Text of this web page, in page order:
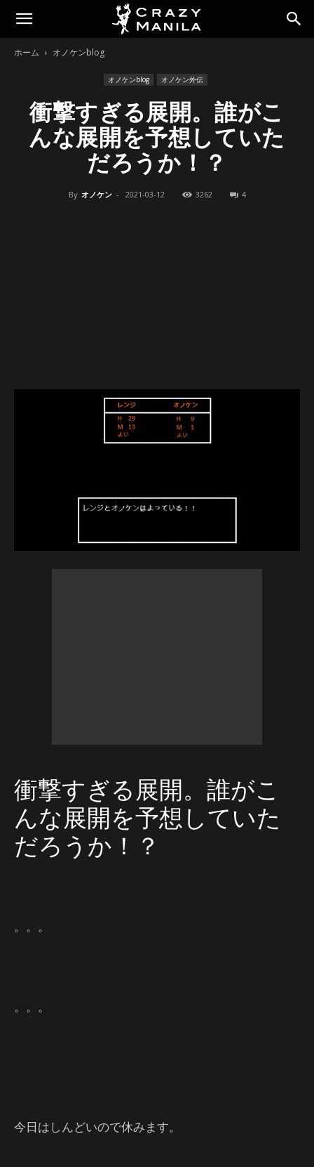
ホーム オノケンblog
オノケンblog オノケン外伝
衝撃すぎる展開。誰がこ
んな展開を予想していた
だろうか！？
By オノケン - 2021-03-12 3262 4
衝撃すぎる展開。誰がこ
んな展開を予想していた
だろうか！？
。。。
。。。
今日はしんどいので休みます。